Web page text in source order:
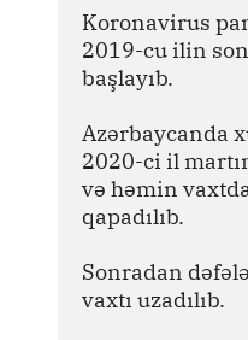
Koronavirus
2019-cu ilin
başlayıb.
Azərbaycanda
2020-ci il
və həmin
qapadılıb.
Sonradan
vaxtı uzadılıb.